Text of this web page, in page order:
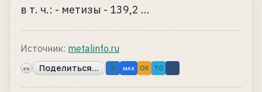
в т. ч.: - метизы - 139,2 ...
Источник: metalinfo.ru
«» Поделиться... B MAX OK TG ↗